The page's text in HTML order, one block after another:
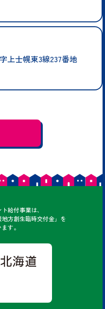
上士幌東3線237番地
給付事業は、
方創生臨時交付金」を
す。